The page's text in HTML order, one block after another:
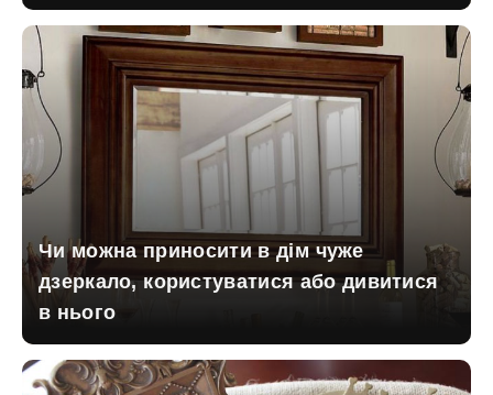
Чи можна приносити в дім чуже
дзеркало, користуватися або дивитися
в нього